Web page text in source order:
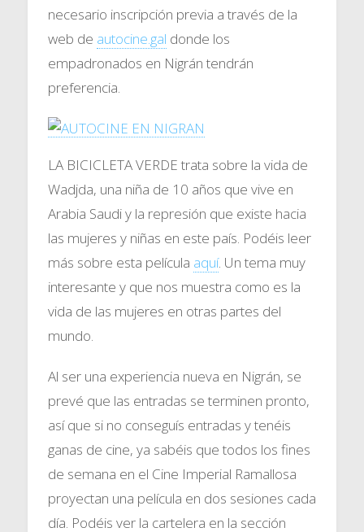
necesario inscripción previa a través de la
web de autocine.gal donde los
empadronados en Nigrán tendrán
preferencia.
LA BICICLETA VERDE trata sobre la vida de
Wadjda, una niña de 10 años que vive en
Arabia Saudi y la represión que existe hacia
las mujeres y niñas en este país. Podéis leer
más sobre esta película aquí. Un tema muy
interesante y que nos muestra como es la
vida de las mujeres en otras partes del
mundo.
Al ser una experiencia nueva en Nigrán, se
prevé que las entradas se terminen pronto,
así que si no conseguís entradas y tenéis
ganas de cine, ya sabéis que todos los fines
de semana en el Cine Imperial Ramallosa
proyectan una película en dos sesiones cada
día. Podéis ver la cartelera en la sección